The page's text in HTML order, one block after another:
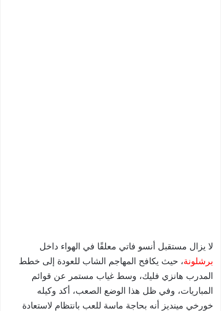
لا يزال مستقبل أنسو فاتي معلقًا في الهواء داخل
برشلونة، حيث يكافح المهاجم الشاب للعودة إلى خطط
المدرب هانزي فليك، وسط غياب مستمر عن قوائم
المباريات، وفي ظل هذا الوضع الصعب، أكد وكيله
خورخي مينديز أنه بحاجة ماسة للعب بانتظام لاستعادة